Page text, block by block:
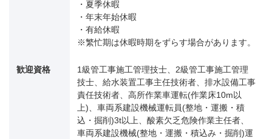
・夏季休暇
・年末年始休暇
・有給休暇
※繁忙期は休暇時期をずらす場合があります。
歓迎資格
1級管工事施工管理技士、2級管工事施工管理
技士、給水装置工事主任技術者、排水設備工事
責任技術者、高所作業車運転(作業床10m以
上)、車両系建設機械運転員(整地・運搬・積
込・掘削)3t以上、酸素欠乏危険作業主任者、
車両系建設機械(整地・運搬・積込み・掘削)運